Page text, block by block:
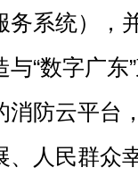
务系统），
与“数字广
消防云平台
、人民群众